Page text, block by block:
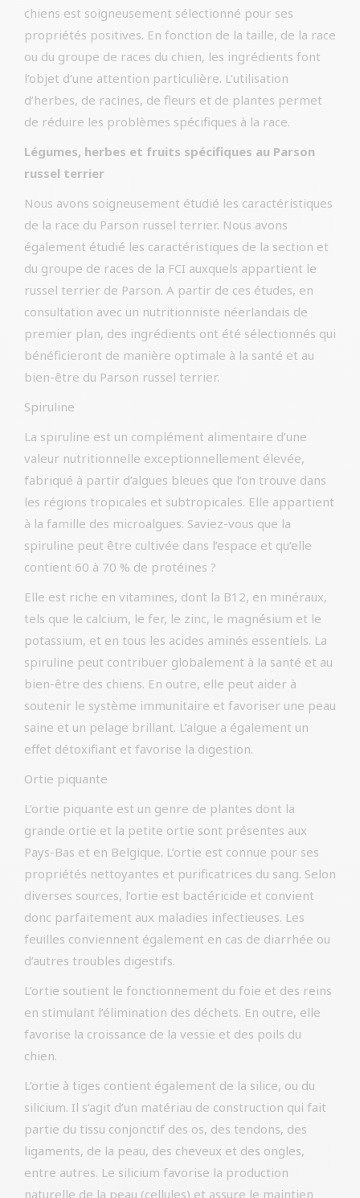
chiens est soigneusement sélectionné pour ses
propriétés positives. En fonction de la taille, de la race
ou du groupe de races du chien, les ingrédients font
l’objet d’une attention particulière. L’utilisation
d’herbes, de racines, de fleurs et de plantes permet
de réduire les problèmes spécifiques à la race.
Légumes, herbes et fruits spécifiques au Parson
russel terrier
Nous avons soigneusement étudié les caractéristiques
de la race du Parson russel terrier. Nous avons
également étudié les caractéristiques de la section et
du groupe de races de la FCI auxquels appartient le
russel terrier de Parson. A partir de ces études, en
consultation avec un nutritionniste néerlandais de
premier plan, des ingrédients ont été sélectionnés qui
bénéficieront de manière optimale à la santé et au
bien-être du Parson russel terrier.
Spiruline
La spiruline est un complément alimentaire d’une
valeur nutritionnelle exceptionnellement élevée,
fabriqué à partir d’algues bleues que l’on trouve dans
les régions tropicales et subtropicales. Elle appartient
à la famille des microalgues. Saviez-vous que la
spiruline peut être cultivée dans l’espace et qu’elle
contient 60 à 70 % de protéines ?
Elle est riche en vitamines, dont la B12, en minéraux,
tels que le calcium, le fer, le zinc, le magnésium et le
potassium, et en tous les acides aminés essentiels. La
spiruline peut contribuer globalement à la santé et au
bien-être des chiens. En outre, elle peut aider à
soutenir le système immunitaire et favoriser une peau
saine et un pelage brillant. L’algue a également un
effet détoxifiant et favorise la digestion.
Ortie piquante
L’ortie piquante est un genre de plantes dont la
grande ortie et la petite ortie sont présentes aux
Pays-Bas et en Belgique. L’ortie est connue pour ses
propriétés nettoyantes et purificatrices du sang. Selon
diverses sources, l’ortie est bactéricide et convient
donc parfaitement aux maladies infectieuses. Les
feuilles conviennent également en cas de diarrhée ou
d’autres troubles digestifs.
L’ortie soutient le fonctionnement du foie et des reins
en stimulant l’élimination des déchets. En outre, elle
favorise la croissance de la vessie et des poils du
chien.
L’ortie à tiges contient également de la silice, ou du
silicium. Il s’agit d’un matériau de construction qui fait
partie du tissu conjonctif des os, des tendons, des
ligaments, de la peau, des cheveux et des ongles,
entre autres. Le silicium favorise la production
naturelle de la peau (cellules) et assure le maintien